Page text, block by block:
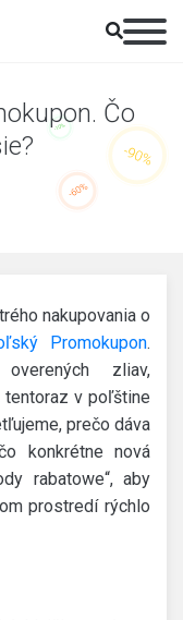
Čo
nakupovania o
Promokupon.
zliav,
tentoraz v poľštine
prečo dáva
konkrétne nová
rabatowe“, aby
prostredí rýchlo